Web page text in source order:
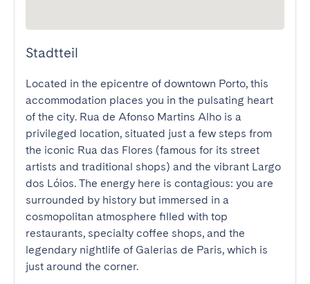
Stadtteil
Located in the epicentre of downtown Porto, this
accommodation places you in the pulsating heart
of the city. Rua de Afonso Martins Alho is a
privileged location, situated just a few steps from
the iconic Rua das Flores (famous for its street
artists and traditional shops) and the vibrant Largo
dos Lóios. The energy here is contagious: you are
surrounded by history but immersed in a
cosmopolitan atmosphere filled with top
restaurants, specialty coffee shops, and the
legendary nightlife of Galerias de Paris, which is
just around the corner.